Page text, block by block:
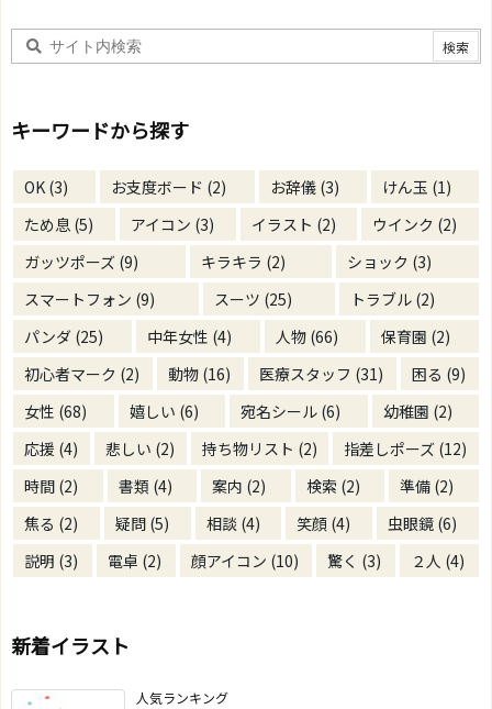
キーワードから探す
OK (3) お支度ボード (2) お辞儀(3) けん玉 (1)
ため息 (5) アイコン (3) イラスト (2) ウインク (2)
ガッツポーズ (9) キラキラ (2) ショック (3)
スマートフォン (9) スーツ (25) トラブル (2)
パンダ (25) 中年女性 (4) 人物(66) 保育園 (2)
初心者マーク (2) 動物 (16) 医療スタッフ (31) 困る (9)
女性 (68) 嬉しい (6) 宛名シール (6) 幼稚園 (2)
応援 (4) 悲しい (2) 持ち物リスト (2) 指差しポーズ (12)
時間 (2) 書類 (4) 案内 (2) 検索 (2) 準備 (2)
焦る (2) 疑問(5) 相談 (4) 笑顔 (4) 虫眼鏡 (6)
説明 (3) 電卓 (2) 顔アイコン (10) 驚く (3) ２人 (4)
新着イラスト
人気ランキング